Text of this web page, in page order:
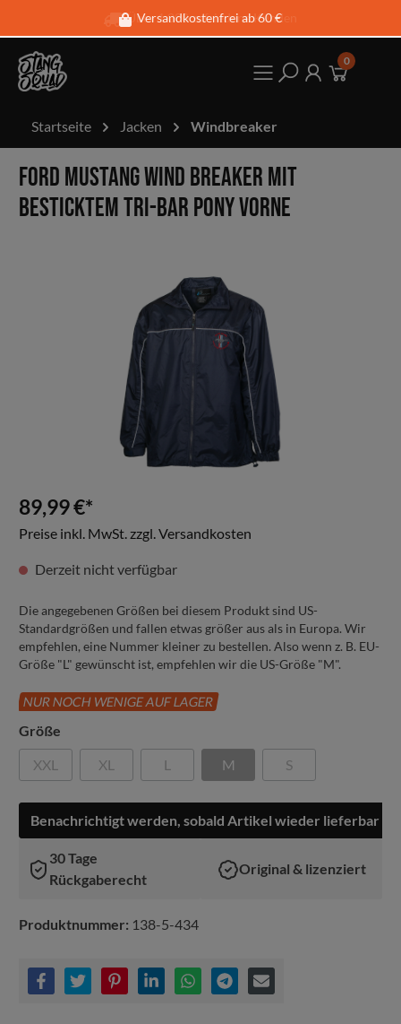
Über 1.000 zufriedene Kunden
Versandkostenfrei ab 60 €
0
Startseite Jacken Windbreaker
Ford Mustang Wind Breaker mit
besticktem Tri-Bar Pony vorne
89,99 €*
Preise inkl. MwSt. zzgl. Versandkosten
Derzeit nicht verfügbar
Die angegebenen Größen bei diesem Produkt sind US-
Standardgrößen und fallen etwas größer aus als in Europa. Wir
empfehlen, eine Nummer kleiner zu bestellen. Also wenn z. B. EU-
Größe "L" gewünscht ist, empfehlen wir die US-Größe "M".
NUR NOCH WENIGE AUF LAGER
Größe
XXL
XL L M S
Benachrichtigt werden, sobald Artikel wieder lieferbar
30 Tage
Rückgaberecht
Original & lizenziert
Produktnummer: 138-5-434